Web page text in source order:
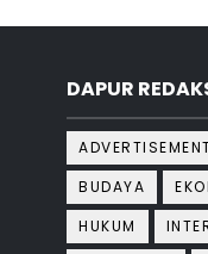
DAPUR
BUDAYA
HUKUM